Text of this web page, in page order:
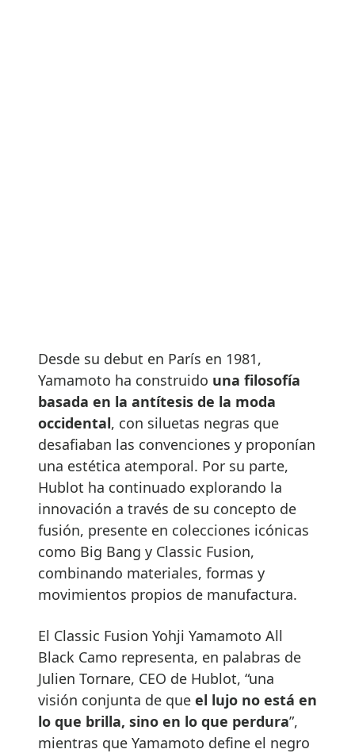
Desde su debut en París en 1981,
Yamamoto ha construido una filosofía
basada en la antítesis de la moda
occidental, con siluetas negras que
desafiaban las convenciones y proponían
una estética atemporal. Por su parte,
Hublot ha continuado explorando la
innovación a través de su concepto de
fusión, presente en colecciones icónicas
como Big Bang y Classic Fusion,
combinando materiales, formas y
movimientos propios de manufactura.
El Classic Fusion Yohji Yamamoto All
Black Camo representa, en palabras de
Julien Tornare, CEO de Hublot, “una
visión conjunta de que el lujo no está en
lo que brilla, sino en lo que perdura”,
mientras que Yamamoto define el negro